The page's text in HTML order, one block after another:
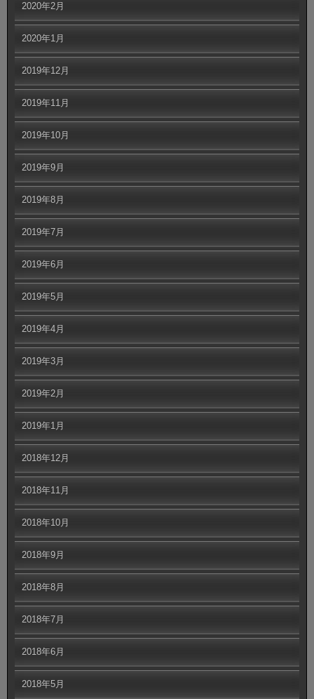
2020年2月
2020年1月
2019年12月
2019年11月
2019年10月
2019年9月
2019年8月
2019年7月
2019年6月
2019年5月
2019年4月
2019年3月
2019年2月
2019年1月
2018年12月
2018年11月
2018年10月
2018年9月
2018年8月
2018年7月
2018年6月
2018年5月